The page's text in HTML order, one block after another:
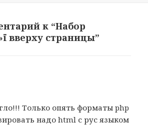
к “Набор
вверху страницы”
Только опять форматы php
надо html с рус языком